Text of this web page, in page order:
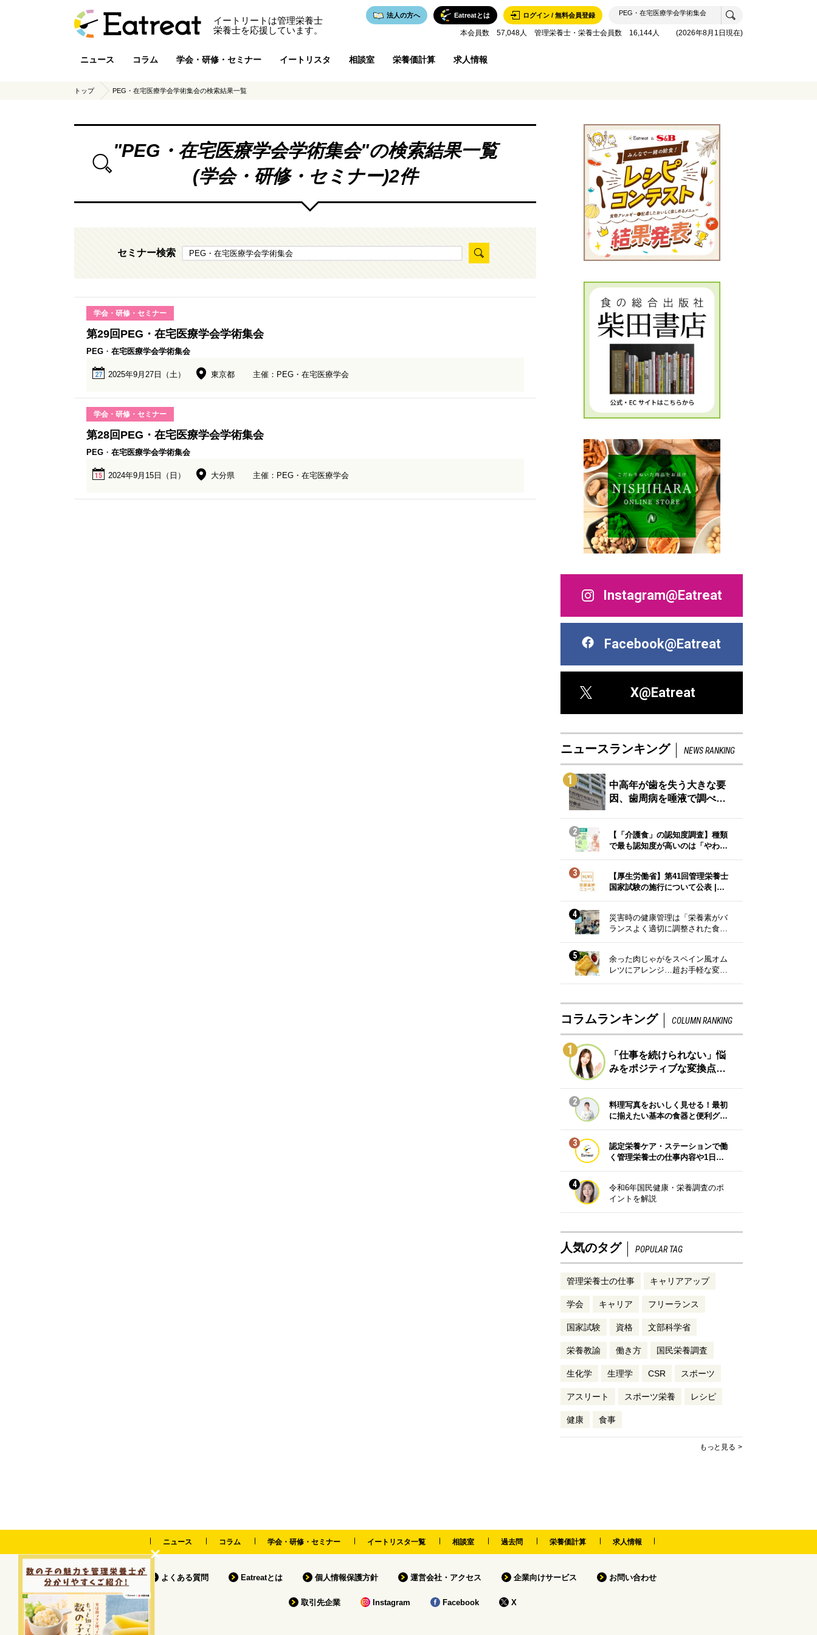
イートリートは管理栄養士
栄養士を応援しています。
ログイン / 無料会員登録
Eatreatとは
法人の方へ
本会員数 57,048人 管理栄養士・栄養士会員数 16,144人 (2026年8月1日現在)
ニュース コラム 学会・研修・セミナー イートリスタ 相談室 栄養価計算 求人情報
トップ PEG・在宅医療学会学術集会の検索結果一覧
"PEG・在宅医療学会学術集会"の検索結果一覧
(学会・研修・セミナー)2件
セミナー検索
学会・研修・セミナー
第29回PEG・在宅医療学会学術集会
PEG ・ 在宅医療学会学術集会
27 2025年9月27日（土） 東京都 主催：PEG・在宅医療学会
学会・研修・セミナー
第28回PEG・在宅医療学会学術集会
PEG ・ 在宅医療学会学術集会
15 2024年9月15日（日） 大分県 主催：PEG・在宅医療学会
Instagram@Eatreat
Facebook@Eatreat
X@Eatreat
ニュースランキング NEWS RANKING
1
中高年が歯を失う大きな要
因、歯周病を唾液で調べ…
2
【「介護食」の認知度調査】種類
で最も認知度が高いのは「やわ…
3
【厚生労働省】第41回管理栄養士
国家試験の施行について公表 |…
4
災害時の健康管理は「栄養素がバ
ランスよく適切に調整された食…
5
余った肉じゃがをスペイン風オム
レツにアレンジ…超お手軽な変…
コラムランキング COLUMN RANKING
1
「仕事を続けられない」悩
みをポジティブな変換点…
2
料理写真をおいしく見せる！最初
に揃えたい基本の食器と便利グ…
3
認定栄養ケア・ステーションで働
く管理栄養士の仕事内容や1日…
4
令和6年国民健康・栄養調査のポ
イントを解説
人気のタグ POPULAR TAG
管理栄養士の仕事 キャリアアップ
学会 キャリア フリーランス
国家試験 資格 文部科学省
栄養教諭 働き方 国民栄養調査
生化学 生理学 CSR スポーツ
アスリート スポーツ栄養 レシピ
健康 食事
もっと見る
ニュース コラム 学会・研修・セミナー イートリスタ一覧 相談室 過去問 栄養価計算 求人情報
よくある質問 Eatreatとは 個人情報保護方針 運営会社・アクセス 企業向けサービス お問い合わせ
取引先企業 Instagram Facebook X